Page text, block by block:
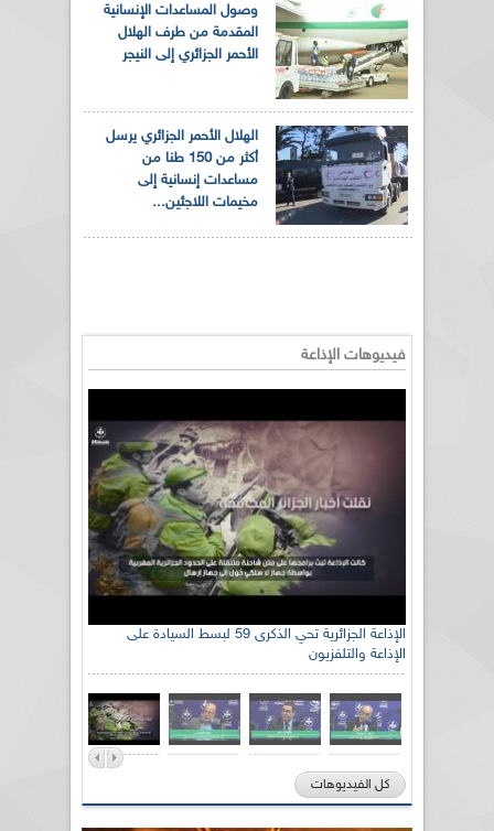
وصول المساعدات الإنسانية
المقدمة من طرف الهلال
الأحمر الجزائري إلى النيجر
الهلال الأحمر الجزائري يرسل
أكثر من 150 طنا من
مساعدات إنسانية إلى
مخيمات اللاجئين...
فيديوهات الإذاعة
الإذاعة الجزائرية تحي الذكرى 59 لبسط السيادة على
الإذاعة والتلفزيون
كل الفيديوهات